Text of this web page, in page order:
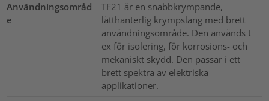
Användningsområd
e
TF21 är en snabbkrympande,
lätthanterlig krympslang med brett
användningsområde. Den används t
ex för isolering, för korrosions- och
mekaniskt skydd. Den passar i ett
brett spektra av elektriska
applikationer.